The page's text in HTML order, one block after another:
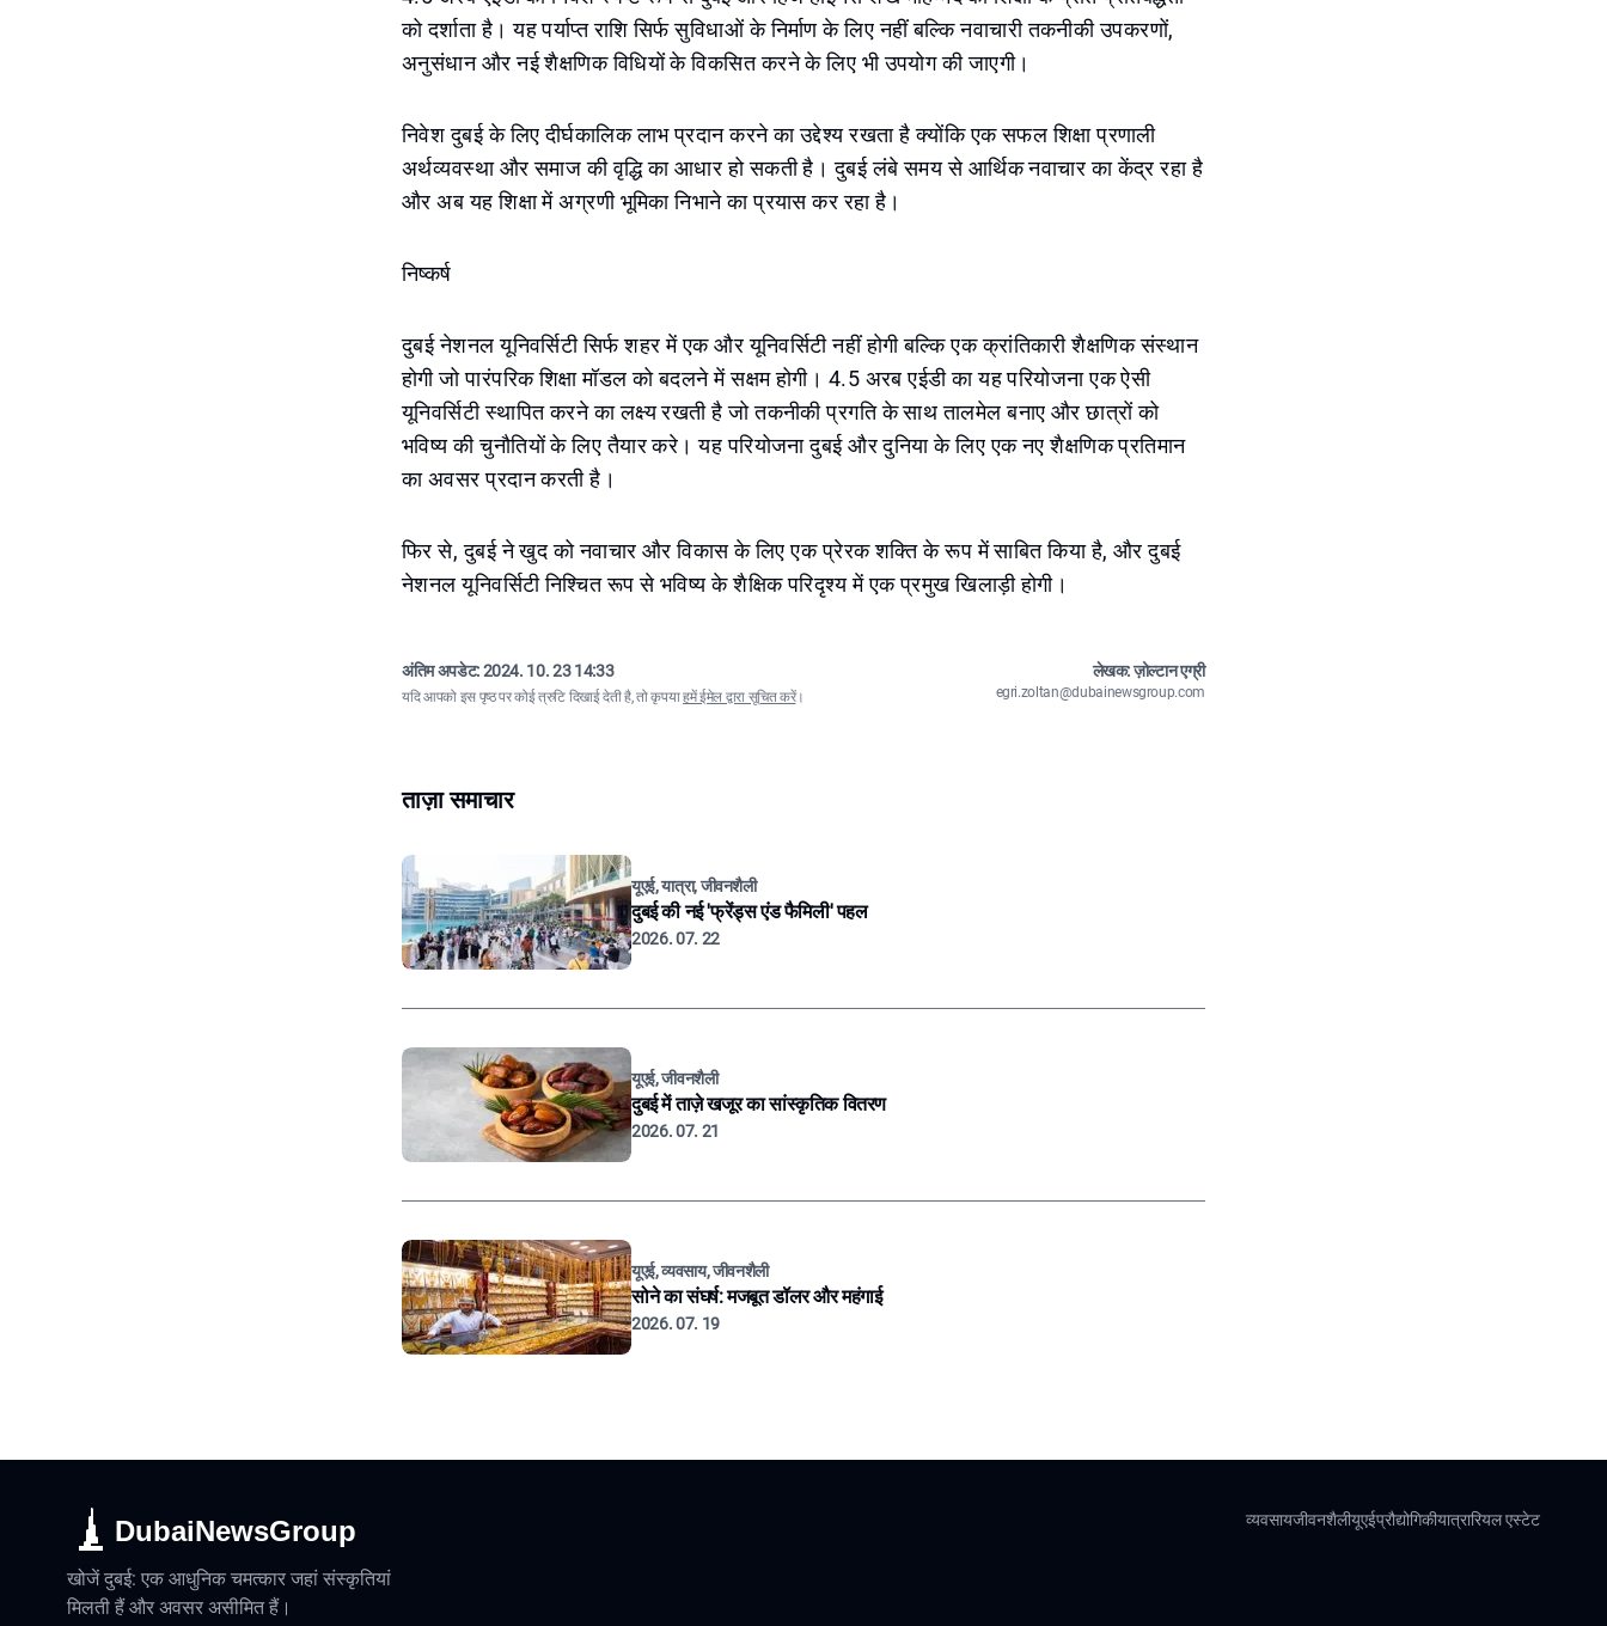
को दर्शाता है। यह पर्याप्त राशि सिर्फ सुविधाओं के निर्माण के लिए नहीं बल्कि नवाचारी तकनीकी उपकरणों,
अनुसंधान और नई शैक्षणिक विधियों के विकसित करने के लिए भी उपयोग की जाएगी।
निवेश दुबई के लिए दीर्घकालिक लाभ प्रदान करने का उद्देश्य रखता है क्योंकि एक सफल शिक्षा प्रणाली
अर्थव्यवस्था और समाज की वृद्धि का आधार हो सकती है। दुबई लंबे समय से आर्थिक नवाचार का केंद्र रहा है
और अब यह शिक्षा में अग्रणी भूमिका निभाने का प्रयास कर रहा है।
निष्कर्ष
दुबई नेशनल यूनिवर्सिटी सिर्फ शहर में एक और यूनिवर्सिटी नहीं होगी बल्कि एक क्रांतिकारी शैक्षणिक संस्थान
होगी जो पारंपरिक शिक्षा मॉडल को बदलने में सक्षम होगी। 4.5 अरब एईडी का यह परियोजना एक ऐसी
यूनिवर्सिटी स्थापित करने का लक्ष्य रखती है जो तकनीकी प्रगति के साथ तालमेल बनाए और छात्रों को
भविष्य की चुनौतियों के लिए तैयार करे। यह परियोजना दुबई और दुनिया के लिए एक नए शैक्षणिक प्रतिमान
का अवसर प्रदान करती है।
फिर से, दुबई ने खुद को नवाचार और विकास के लिए एक प्रेरक शक्ति के रूप में साबित किया है, और दुबई
नेशनल यूनिवर्सिटी निश्चित रूप से भविष्य के शैक्षिक परिदृश्य में एक प्रमुख खिलाड़ी होगी।
अंतिम अपडेट:2024. 10. 23 14:33
यदि आपको इस पृष्ठ पर कोई त्रुटि दिखाई देती है, तो कृपयाहमें ईमेल द्वारा सूचित करें।
लेखक: ज़ोल्टान एग्री
egri.zoltan@dubainewsgroup.com
ताज़ा समाचार
यूएई, यात्रा, जीवनशैली
दुबई की नई 'फ्रेंड्स एंड फैमिली' पहल
2026. 07. 22
यूएई, जीवनशैली
दुबई में ताज़े खजूर का सांस्कृतिक वितरण
2026. 07. 21
यूएई, व्यवसाय, जीवनशैली
सोने का संघर्ष: मजबूत डॉलर और महंगाई
2026. 07. 19
DubaiNewsGroup
खोजें दुबई: एक आधुनिक चमत्कार जहां संस्कृतियां
मिलती हैं और अवसर असीमित हैं।
व्यवसायजीवनशैलीयूएईप्रौद्योगिकीयात्रारियल एस्टेट